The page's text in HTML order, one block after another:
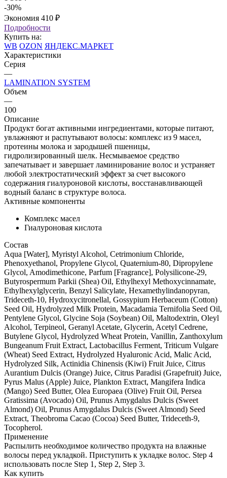
-30%
Экономия 410 ₽
Подробности
Купить на:
WB OZON ЯНДЕКС.МАРКЕТ
Характеристики
Серия
—
LAMINATION SYSTEM
Объем
—
100
Описание
Продукт богат активными ингредиентами, которые питают,
увлажняют и распутывают волосы: комплекс из 9 масел,
протеины молока и зародышей пшеницы,
гидролизированный шелк. Несмываемое средство
запечатывает и завершает ламинирование волос и устраняет
любой электростатический эффект за счет высокого
содержания гиалуроновой кислоты, восстанавливающей
водный баланс в структуре волоса.
Активные компоненты
Комплекс масел
Гиалуроновая кислота
Состав
Aqua [Water], Myristyl Alcohol, Cetrimonium Chloride,
Phenoxyethanol, Propylene Glycol, Quaternium-80, Dipropylene
Glycol, Amodimethicone, Parfum [Fragrance], Polysilicone-29,
Butyrospermum Parkii (Shea) Oil, Ethylhexyl Methoxycinnamate,
Ethylhexylglycerin, Benzyl Salicylate, Hexamethylindanopyran,
Trideceth-10, Hydroxycitronellal, Gossypium Herbaceum (Cotton)
Seed Oil, Hydrolyzed Milk Protein, Macadamia Ternifolia Seed Oil,
Pentylene Glycol, Glycine Soja (Soybean) Oil, Maltodextrin, Oleyl
Alcohol, Terpineol, Geranyl Acetate, Glycerin, Acetyl Cedrene,
Butylene Glycol, Hydrolyzed Wheat Protein, Vanillin, Zanthoxylum
Bungeanum Fruit Extract, Lactobacillus Ferment, Triticum Vulgare
(Wheat) Seed Extract, Hydrolyzed Hyaluronic Acid, Malic Acid,
Hydrolyzed Silk, Actinidia Chinensis (Kiwi) Fruit Juice, Citrus
Aurantium Dulcis (Orange) Juice, Citrus Paradisi (Grapefruit) Juice,
Pyrus Malus (Apple) Juice, Plankton Extract, Mangifera Indica
(Mango) Seed Butter, Olea Europaea (Olive) Fruit Oil, Persea
Gratissima (Avocado) Oil, Prunus Amygdalus Dulcis (Sweet
Almond) Oil, Prunus Amygdalus Dulcis (Sweet Almond) Seed
Extract, Theobroma Cacao (Cocoa) Seed Butter, Trideceth-9,
Tocopherol.
Применение
Распылить необходимое количество продукта на влажные
волосы перед укладкой. Приступить к укладке волос. Step 4
использовать после Step 1, Step 2, Step 3.
Как купить